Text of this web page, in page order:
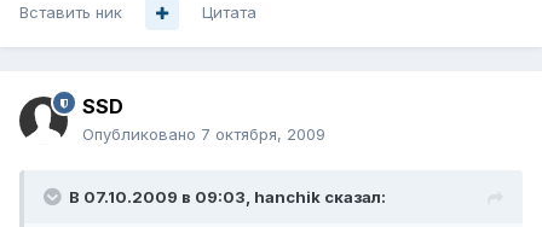
Вставить ник Цитата
SSD
Опубликовано 7 октября, 2009
В 07.10.2009 в 09:03, hanchik сказал: